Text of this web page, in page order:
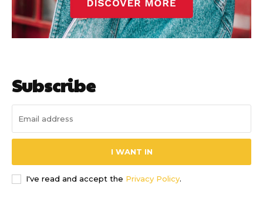
Subscribe
I WANT IN
I've read and accept the Privacy Policy.